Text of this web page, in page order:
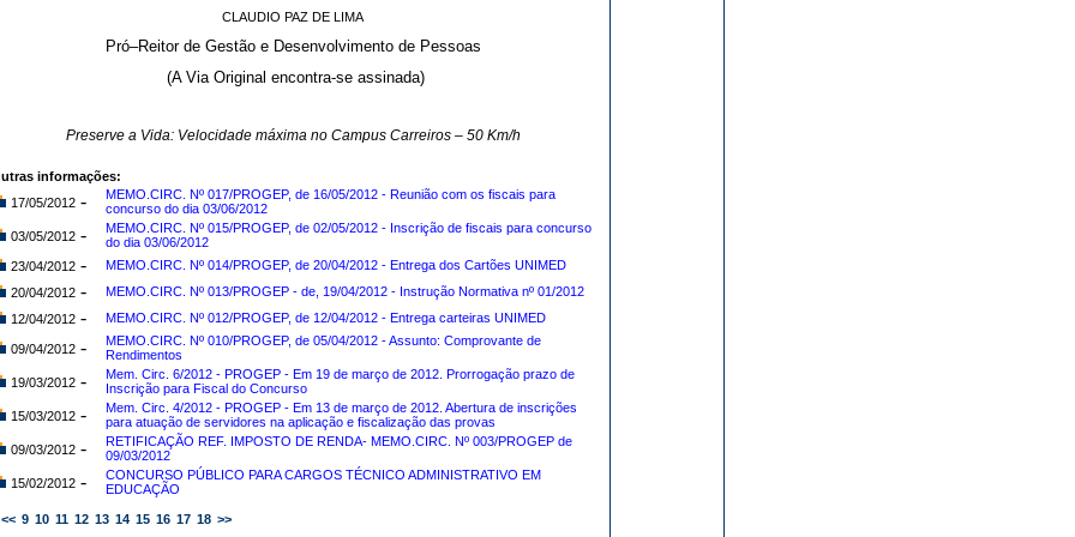
CLAUDIO PAZ DE LIMA
Pró–Reitor de Gestão e Desenvolvimento de Pessoas
(A Via Original encontra-se assinada)
Preserve a Vida: Velocidade máxima no Campus Carreiros – 50 Km/h
informações:
17/05/2012-
MEMO.CIRC. Nº 017/PROGEP, de 16/05/2012 - Reunião com os fiscais para
concurso do dia 03/06/2012
03/05/2012-
MEMO.CIRC. Nº 015/PROGEP, de 02/05/2012 - Inscrição de fiscais para concurso
do dia 03/06/2012
23/04/2012-
MEMO.CIRC. Nº 014/PROGEP, de 20/04/2012 - Entrega dos Cartões UNIMED
20/04/2012-
MEMO.CIRC. Nº 013/PROGEP - de, 19/04/2012 - Instrução Normativa nº 01/2012
12/04/2012- MEMO.CIRC. Nº 012/PROGEP, de 12/04/2012 - Entrega carteiras UNIMED
09/04/2012-
MEMO.CIRC. Nº 010/PROGEP, de 05/04/2012 - Assunto: Comprovante de
Rendimentos
19/03/2012-
Mem. Circ. 6/2012 - PROGEP - Em 19 de março de 2012. Prorrogação prazo de
Inscrição para Fiscal do Concurso
15/03/2012-
Mem. Circ. 4/2012 - PROGEP - Em 13 de março de 2012. Abertura de inscrições
para atuação de servidores na aplicação e fiscalização das provas
09/03/2012-
RETIFICAÇÃO REF. IMPOSTO DE RENDA- MEMO.CIRC. Nº 003/PROGEP de
09/03/2012
15/02/2012-
CONCURSO PÚBLICO PARA CARGOS TÉCNICO ADMINISTRATIVO EM
EDUCAÇÃO
<< 9 10 11 12 13 14 15 16 17 18 >>